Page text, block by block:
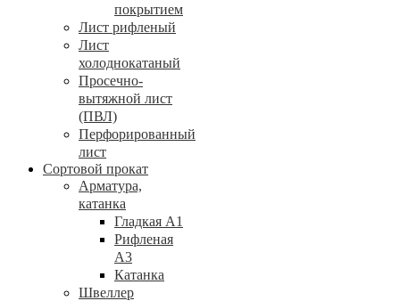
покрытием
Лист рифленый
Лист
холоднокатаный
Просечно-
вытяжной лист
(ПВЛ)
Перфорированный
лист
Сортовой прокат
Арматура,
катанка
Гладкая А1
Рифленая
А3
Катанка
Швеллер